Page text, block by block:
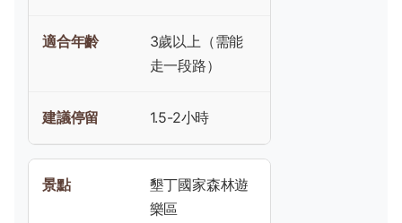
3歲以上（需能
走一段路）
1.5-2小時
墾丁國家森林遊
樂區